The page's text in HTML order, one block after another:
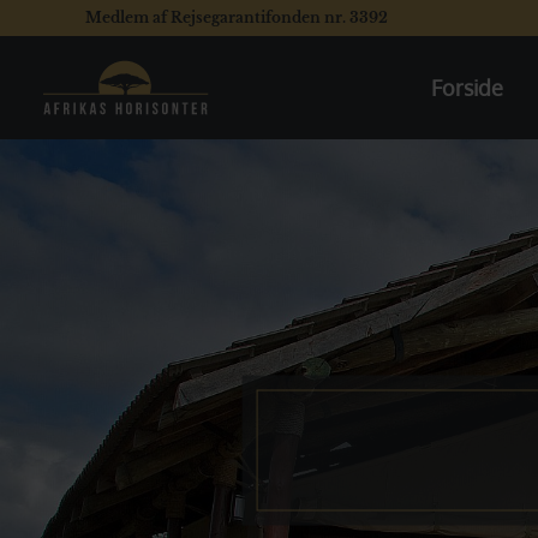
Medlem af Rejsegarantifonden nr. 3392
Forside